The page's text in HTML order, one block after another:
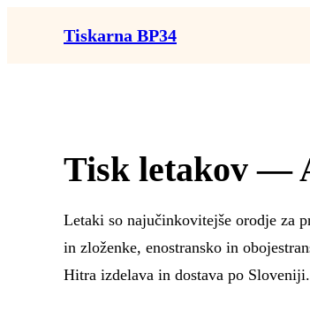
Tiskarna BP34
Tisk letakov —
Letaki so najučinkovitejše orodje za
in zloženke, enostransko in
Hitra izdelava in dostava po Sloveniji.